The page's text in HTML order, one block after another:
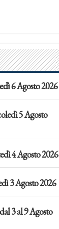
6 Agosto 2026
5 Agosto
4 Agosto 2026
3 Agosto 2026
3 al 9 Agosto